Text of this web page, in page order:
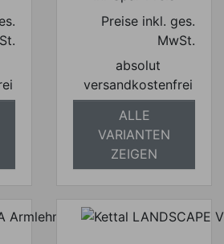
Preise inkl. ges.
MwSt.
absolut
versandkostenfrei
ALLE
VARIANTEN
ZEIGEN